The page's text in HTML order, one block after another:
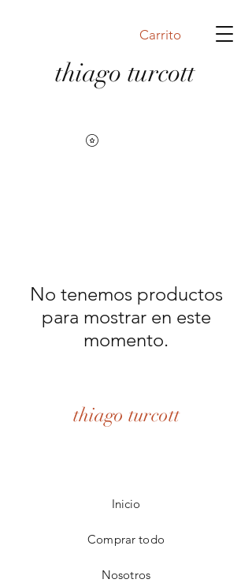
Carrito
thiago turcott
No tenemos productos
para mostrar en este
momento.
thiago turcott
Inicio
Comprar todo
Nosotros